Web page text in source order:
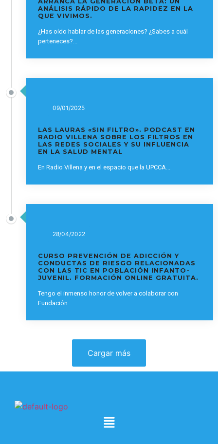
ANÁLISIS RÁPIDO DE LA RAPIDEZ EN LA
QUE VIVIMOS.
¿Has oído hablar de las generaciones? ¿Sabes a cuál
perteneces?...
09/01/2025
LAS LAURAS «SIN FILTRO». PODCAST EN
RADIO VILLENA SOBRE LOS FILTROS EN
LAS REDES SOCIALES Y SU INFLUENCIA
EN LA SALUD MENTAL
En Radio Villena y en el espacio que la UPCCA...
28/04/2022
CURSO PREVENCIÓN DE ADICCIÓN Y
CONDUCTAS DE RIESGO RELACIONADAS
CON LAS TIC EN POBLACIÓN INFANTO-
JUVENIL. FORMACIÓN ONLINE GRATUITA.
Tengo el inmenso honor de volver a colaborar con
Fundación...
Cargar más